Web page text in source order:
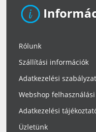
Rólunk
Szállítási információk
Adatkezelési szabályzat
Webshop
Adatkezelési
Üzletünk